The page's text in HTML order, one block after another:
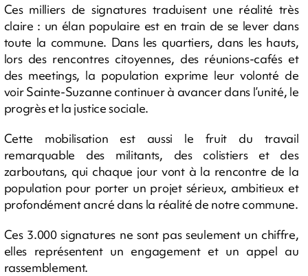
Ces milliers de signatures traduisent une réalité très
claire : un élan populaire est en train de se lever dans
toute la commune. Dans les quartiers, dans les hauts,
lors des rencontres citoyennes, des réunions-cafés et
des meetings, la population exprime leur volonté de
voir Sainte-Suzanne continuer à avancer dans l’unité, le
progrès et la justice sociale.
Cette mobilisation est aussi le fruit du travail
remarquable des militants, des colistiers et des
zarboutans, qui chaque jour vont à la rencontre de la
population pour porter un projet sérieux, ambitieux et
profondément ancré dans la réalité de notre commune.
Ces 3.000 signatures ne sont pas seulement un chiffre,
elles représentent un engagement et un appel au
rassemblement.